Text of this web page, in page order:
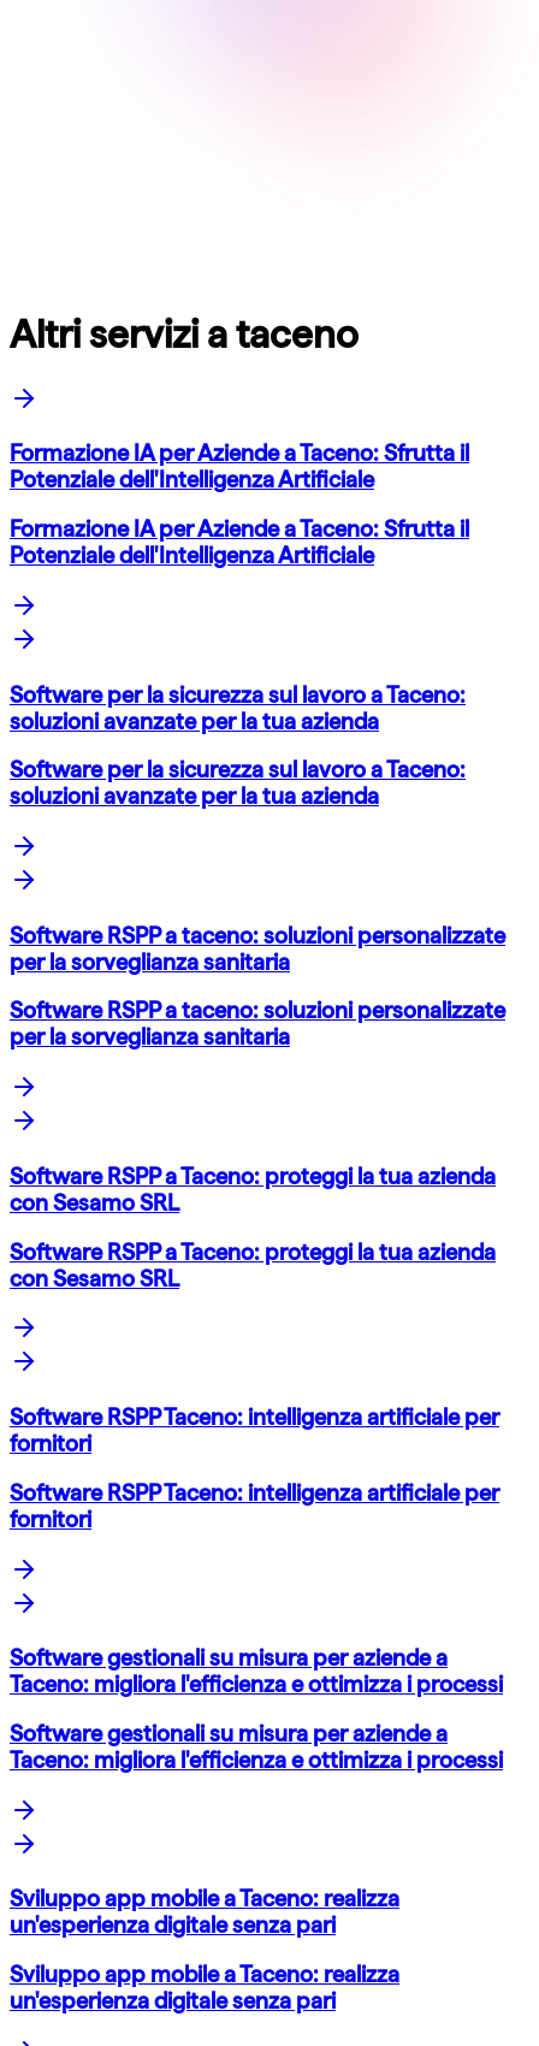
Altri servizi a taceno
Formazione IA per Aziende a Taceno: Sfrutta il
Potenziale dell'Intelligenza Artificiale
Formazione IA per Aziende a Taceno: Sfrutta il
Potenziale dell'Intelligenza Artificiale
Software per la sicurezza sul lavoro a Taceno:
soluzioni avanzate per la tua azienda
Software per la sicurezza sul lavoro a Taceno:
soluzioni avanzate per la tua azienda
Software RSPP a taceno: soluzioni personalizzate
per la sorveglianza sanitaria
Software RSPP a taceno: soluzioni personalizzate
per la sorveglianza sanitaria
Software RSPP a Taceno: proteggi la tua azienda
con Sesamo SRL
Software RSPP a Taceno: proteggi la tua azienda
con Sesamo SRL
Software RSPP Taceno: intelligenza artificiale per
fornitori
Software RSPP Taceno: intelligenza artificiale per
fornitori
Software gestionali su misura per aziende a
Taceno: migliora l'efficienza e ottimizza i processi
Software gestionali su misura per aziende a
Taceno: migliora l'efficienza e ottimizza i processi
Sviluppo app mobile a Taceno: realizza
un'esperienza digitale senza pari
Sviluppo app mobile a Taceno: realizza
un'esperienza digitale senza pari